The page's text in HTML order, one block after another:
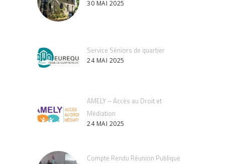
30 MAI 2025
Service Séniors de quartier
24 MAI 2025
AMELY – Accès au Droit et
Médiation
24 MAI 2025
Compte Rendu Réunion Publique